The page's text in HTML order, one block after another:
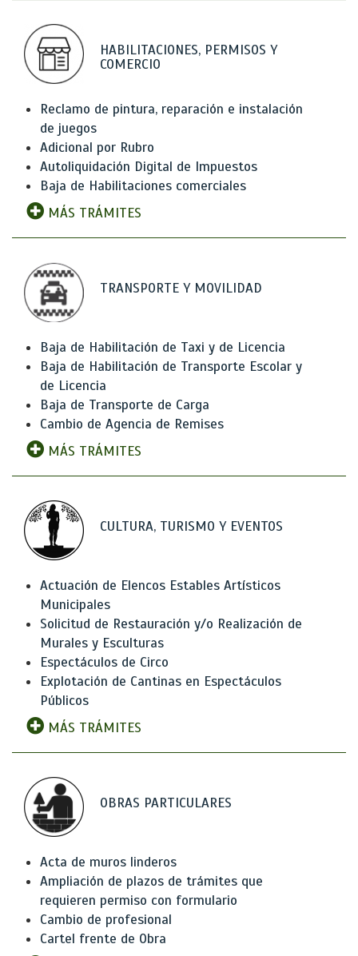
HABILITACIONES, PERMISOS Y
COMERCIO
Reclamo de pintura, reparación e instalación
de juegos
Adicional por Rubro
Autoliquidación Digital de Impuestos
Baja de Habilitaciones comerciales
MÁS TRÁMITES
TRANSPORTE Y MOVILIDAD
Baja de Habilitación de Taxi y de Licencia
Baja de Habilitación de Transporte Escolar y
de Licencia
Baja de Transporte de Carga
Cambio de Agencia de Remises
MÁS TRÁMITES
CULTURA, TURISMO Y EVENTOS
Actuación de Elencos Estables Artísticos
Municipales
Solicitud de Restauración y/o Realización de
Murales y Esculturas
Espectáculos de Circo
Explotación de Cantinas en Espectáculos
Públicos
MÁS TRÁMITES
OBRAS PARTICULARES
Acta de muros linderos
Ampliación de plazos de trámites que
requieren permiso con formulario
Cambio de profesional
Cartel frente de Obra